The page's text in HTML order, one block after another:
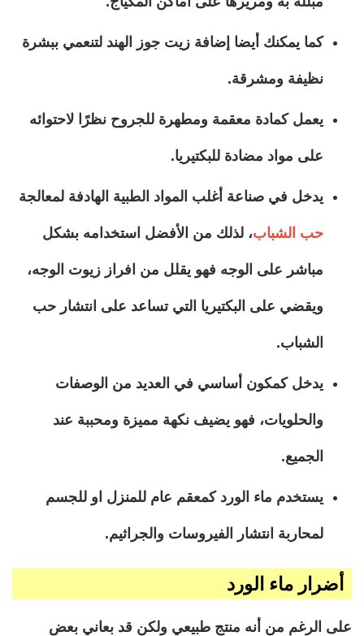
كما يمكنك أيضا إضافة زيت جوز الهند لتنعمي ببشرة
نظيفة ومشرقة.
يعمل كمادة معقمة ومطهرة للجروح نظرًا لاحتوائه
على مواد مضادة للبكتيريا.
يدخل في صناعة أغلب المواد الطبية الهادفة لمعالجة
حب الشباب، لذلك من الأفضل استخدامه بشكل
مباشر على الوجه فهو يقلل من افراز زيوت الوجه،
ويقضي على البكتيريا التي تساعد على انتشار حب
الشباب.
يدخل كمكون أساسي في العديد من الوصفات
والحلويات، فهو يضيف نكهة مميزة ومحببة عند
الجميع.
يستخدم ماء الورد كمعقم عام للمنزل او للجسم
لمحاربة انتشار الفيروسات والجراثيم.
أضرار ماء الورد
على الرغم من أنه منتج طبيعي ولكن قد بعاني بعض